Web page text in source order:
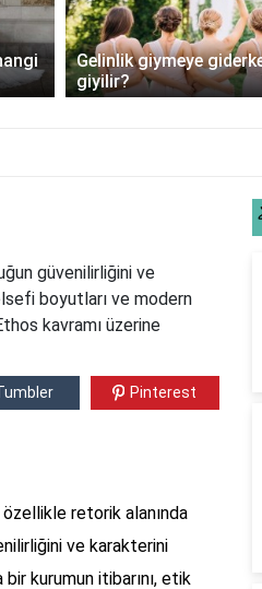
Gelinlik giymeye
giyilir?
güvenilirliğini ve
boyutları ve modern
kavramı üzerine
Pinterest
retorik alanında
ve karakterini
kurumun itibarını, etik